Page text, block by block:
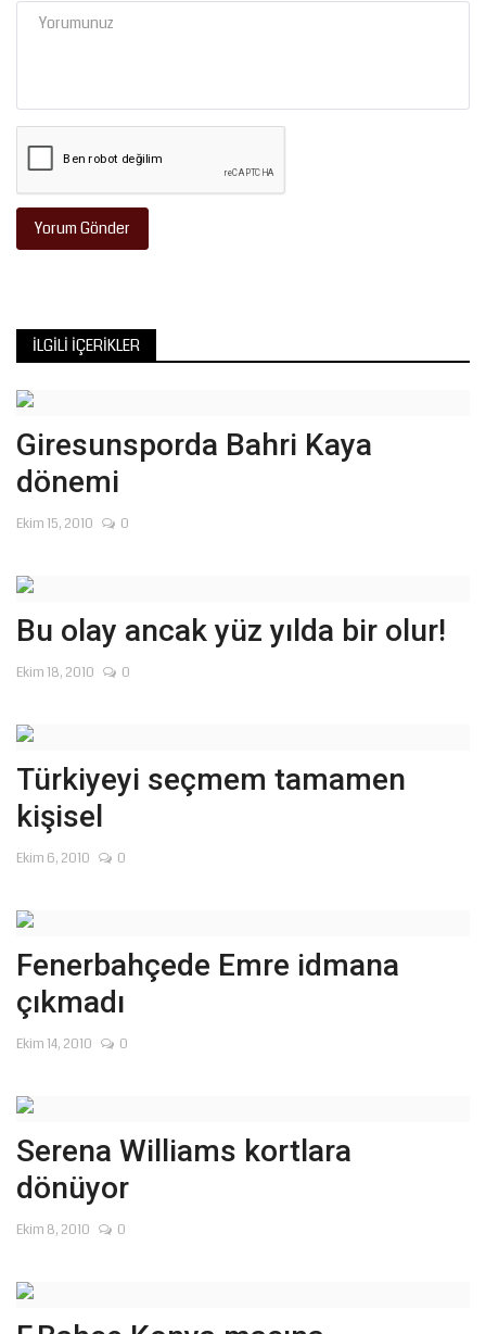
Yorum Gönder
İLGILI İÇERIKLER
Giresunsporda Bahri Kaya
dönemi
Ekim 15, 2010 0
Bu olay ancak yüz yılda bir olur!
Ekim 18, 2010 0
Türkiyeyi seçmem tamamen
kişisel
Ekim 6, 2010 0
Fenerbahçede Emre idmana
çıkmadı
Ekim 14, 2010 0
Serena Williams kortlara
dönüyor
Ekim 8, 2010 0